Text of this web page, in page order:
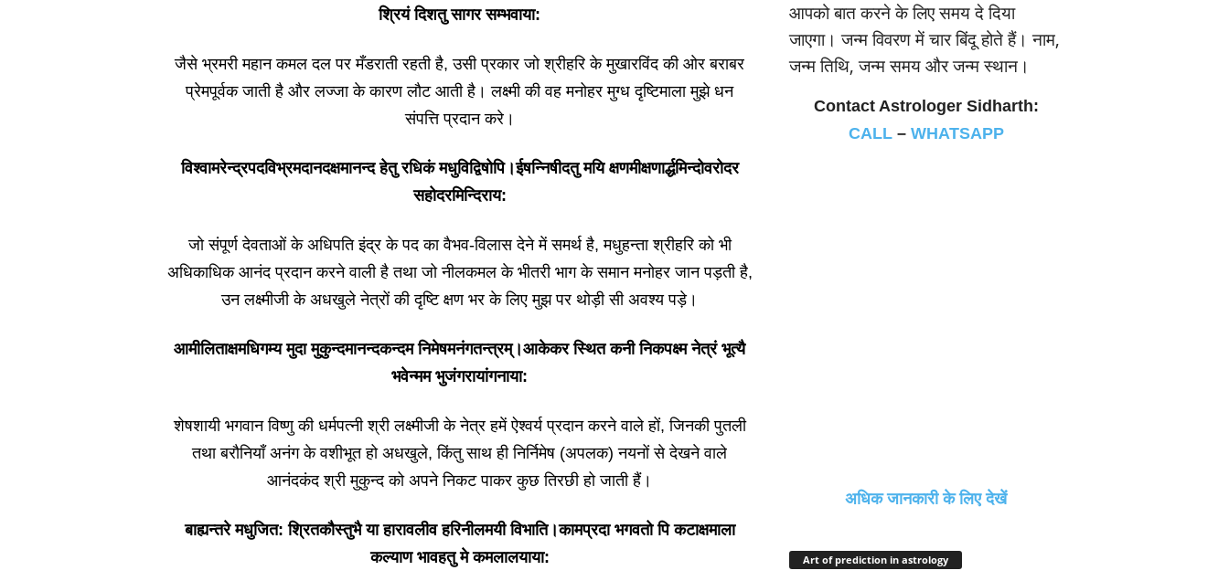
श्रियं दिशतु सागर सम्भवाया:
जैसे भ्रमरी महान कमल दल पर मँडराती रहती है, उसी प्रकार जो श्रीहरि के मुखारविंद की ओर बराबर
प्रेमपूर्वक जाती है और लज्जा के कारण लौट आती है। लक्ष्मी की वह मनोहर मुग्ध दृष्टिमाला मुझे धन
संपत्ति प्रदान करे।
विश्वामरेन्द्रपदविभ्रमदानदक्षमानन्द हेतु रधिकं मधुविद्विषोपि।ईषन्निषीदतु मयि क्षणमीक्षणार्द्धमिन्दोवरोदर
सहोदरमिन्दिराय:
जो संपूर्ण देवताओं के अधिपति इंद्र के पद का वैभव-विलास देने में समर्थ है, मधुहन्ता श्रीहरि को भी
अधिकाधिक आनंद प्रदान करने वाली है तथा जो नीलकमल के भीतरी भाग के समान मनोहर जान पड़ती है,
उन लक्ष्मीजी के अधखुले नेत्रों की दृष्टि क्षण भर के लिए मुझ पर थोड़ी सी अवश्य पड़े।
आमीलिताक्षमधिगम्य मुदा मुकुन्दमानन्दकन्दम निमेषमनंगतन्त्रम्।आकेकर स्थित कनी निकपक्ष्म नेत्रं भूत्यै
भवेन्मम भुजंगरायांगनाया:
शेषशायी भगवान विष्णु की धर्मपत्नी श्री लक्ष्मीजी के नेत्र हमें ऐश्वर्य प्रदान करने वाले हों, जिनकी पु‍तली
तथा बरौनियाँ अनंग के वशीभूत हो अधखुले, किंतु साथ ही निर्निमेष (अपलक) नयनों से देखने वाले
आनंदकंद श्री मुकुन्द को अपने निकट पाकर कुछ तिरछी हो जाती हैं।
बाह्यन्तरे मधुजित: श्रितकौस्तुभै या हारावलीव हरि‍नीलमयी विभाति।कामप्रदा भगवतो पि कटाक्षमाला
कल्याण भावहतु मे कमलालयाया:
आपको बात करने के लिए समय दे दिया
जाएगा। जन्‍म विवरण में चार बिंदू होते हैं। नाम,
जन्‍म तिथि, जन्‍म समय और जन्‍म स्‍थान।
Contact Astrologer Sidharth:
CALL– WHATSAPP
अधिक जानकारी के लिए देखें
Art of prediction in astrology